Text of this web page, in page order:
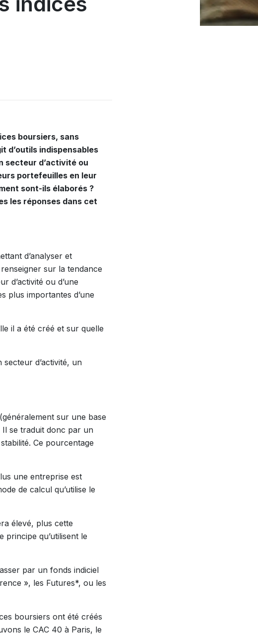
boursiers, sans
d’outils indispensables
secteur d’activité ou
portefeuilles en leur
sont-ils élaborés ?
les réponses dans cet
d’analyser et
sur la tendance
d’activité ou d’une
plus importantes d’une
il a été créé et sur quelle
d’activité, un
sur une base
se traduit donc par un
Ce pourcentage
une entreprise est
de calcul qu’utilise le
élevé, plus cette
principe qu’utilisent le
par un fonds indiciel
», les Futures*, ou les
boursiers ont été créés
le CAC 40 à Paris, le